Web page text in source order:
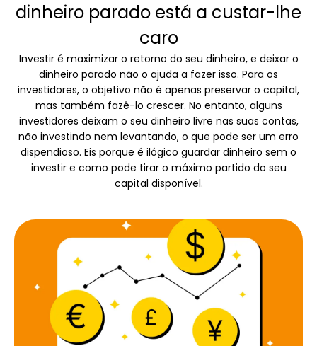
reclamações
Galeria de Marcas
Seleção de Marca
Histórico de Rondas
Blog
dinheiro parado está a custar-lhe
caro
Investir é maximizar o retorno do seu dinheiro, e deixar o
dinheiro parado não o ajuda a fazer isso. Para os
investidores, o objetivo não é apenas preservar o capital,
mas também fazê-lo crescer. No entanto, alguns
investidores deixam o seu dinheiro livre nas suas contas,
não investindo nem levantando, o que pode ser um erro
dispendioso. Eis porque é ilógico guardar dinheiro sem o
investir e como pode tirar o máximo partido do seu
capital disponível.